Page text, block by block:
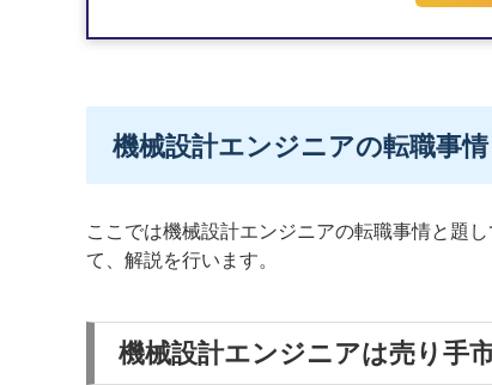
機械設計エンジニアの転職事情
ここでは機械設計エンジニアの転職事情と題
て、解説を行います。
機械設計エンジニアは売り手